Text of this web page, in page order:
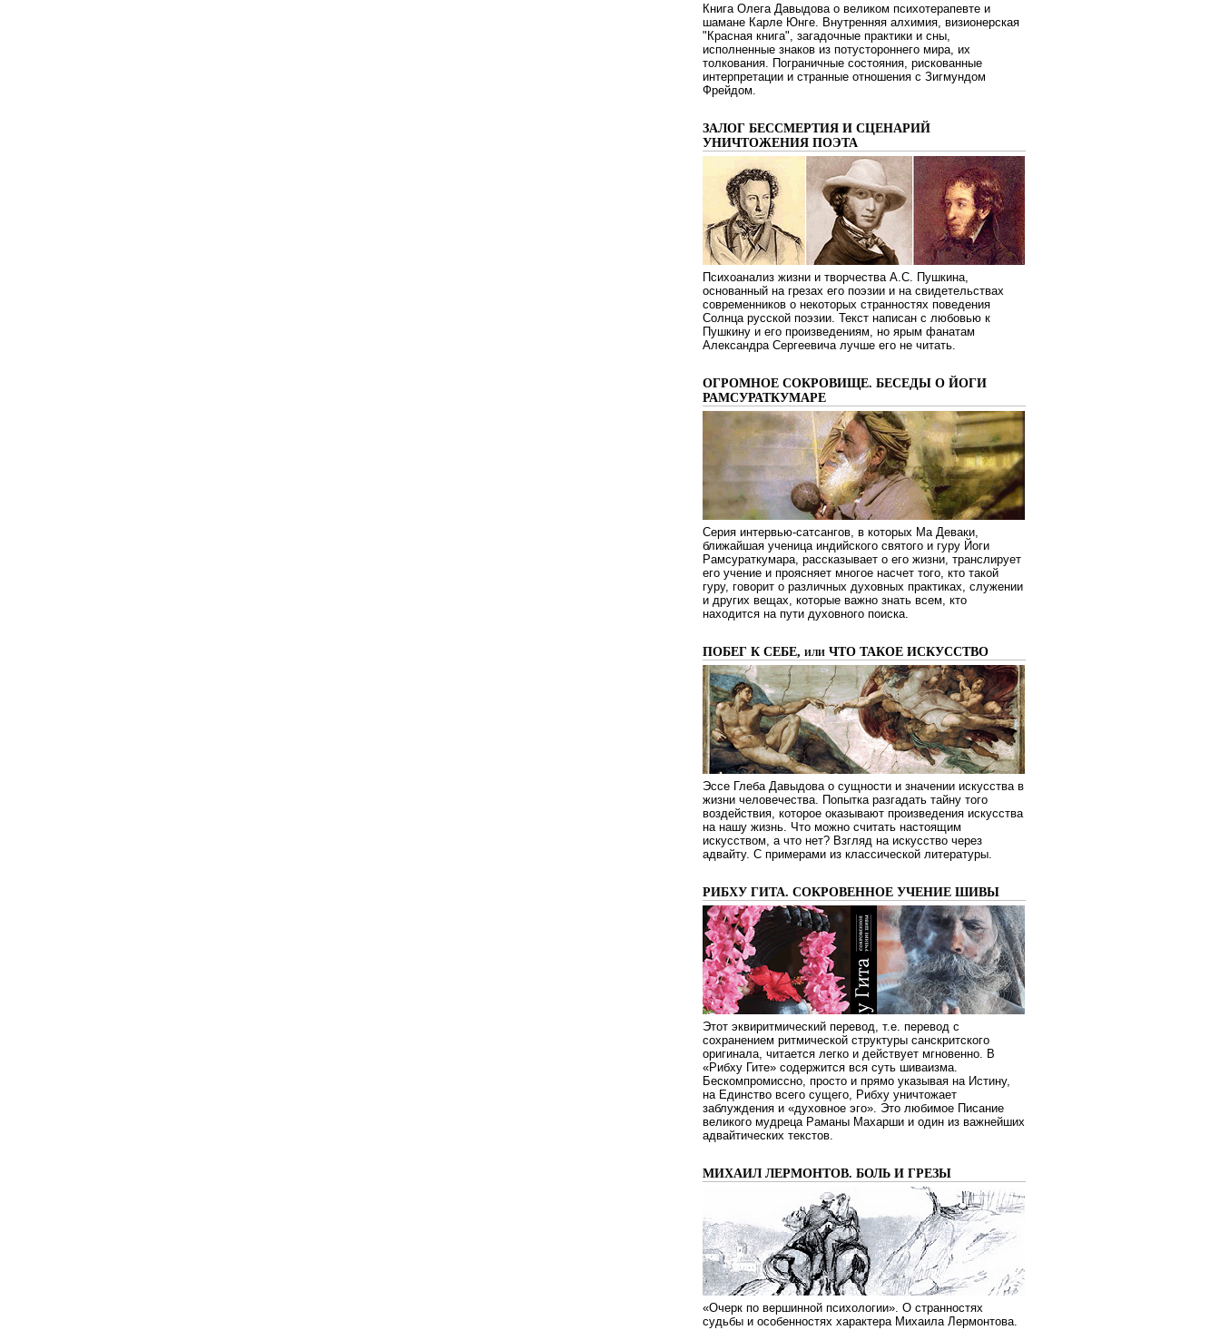
Книга Олега Давыдова о великом психотерапевте и
шамане Карле Юнге. Внутренняя алхимия, визионерская
"Красная книга", загадочные практики и сны,
исполненные знаков из потустороннего мира, их
толкования. Пограничные состояния, рискованные
интерпретации и странные отношения с Зигмундом
Фрейдом.
ЗАЛОГ БЕССМЕРТИЯ И СЦЕНАРИЙ
УНИЧТОЖЕНИЯ ПОЭТА
Психоанализ жизни и творчества А.С. Пушкина,
основанный на грезах его поэзии и на свидетельствах
современников о некоторых странностях поведения
Солнца русской поэзии. Текст написан с любовью к
Пушкину и его произведениям, но ярым фанатам
Александра Сергеевича лучше его не читать.
ОГРОМНОЕ СОКРОВИЩЕ. БЕСЕДЫ О ЙОГИ
РАМСУРАТКУМАРЕ
Серия интервью-сатсангов, в которых Ма Деваки,
ближайшая ученица индийского святого и гуру Йоги
Рамсураткумара, рассказывает о его жизни, транслирует
его учение и проясняет многое насчет того, кто такой
гуру, говорит о различных духовных практиках, служении
и других вещах, которые важно знать всем, кто
находится на пути духовного поиска.
ПОБЕГ К СЕБЕ, или ЧТО ТАКОЕ ИСКУССТВО
Эссе Глеба Давыдова о сущности и значении искусства в
жизни человечества. Попытка разгадать тайну того
воздействия, которое оказывают произведения искусства
на нашу жизнь. Что можно считать настоящим
искусством, а что нет? Взгляд на искусство через
адвайту. С примерами из классической литературы.
РИБХУ ГИТА. СОКРОВЕННОЕ УЧЕНИЕ ШИВЫ
Этот эквиритмический перевод, т.е. перевод с
сохранением ритмической структуры санскритского
оригинала, читается легко и действует мгновенно. В
«Рибху Гите» содержится вся суть шиваизма.
Бескомпромиссно, просто и прямо указывая на Истину,
на Единство всего сущего, Рибху уничтожает
заблуждения и «духовное эго». Это любимое Писание
великого мудреца Раманы Махарши и один из важнейших
адвайтических текстов.
МИХАИЛ ЛЕРМОНТОВ. БОЛЬ И ГРЕЗЫ
«Очерк по вершинной психологии». О странностях
судьбы и особенностях характера Михаила Лермонтова.